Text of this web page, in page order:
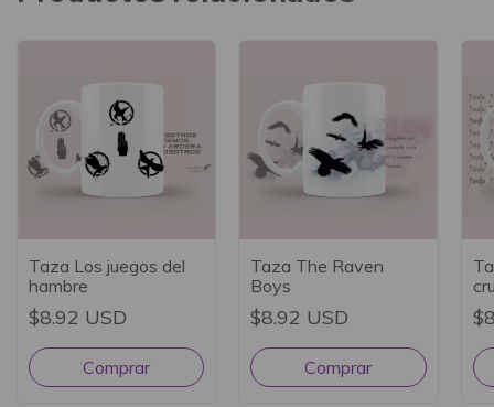
Taza Los juegos del
hambre
$8.92 USD
Taza The Raven
Boys
$8.92 USD